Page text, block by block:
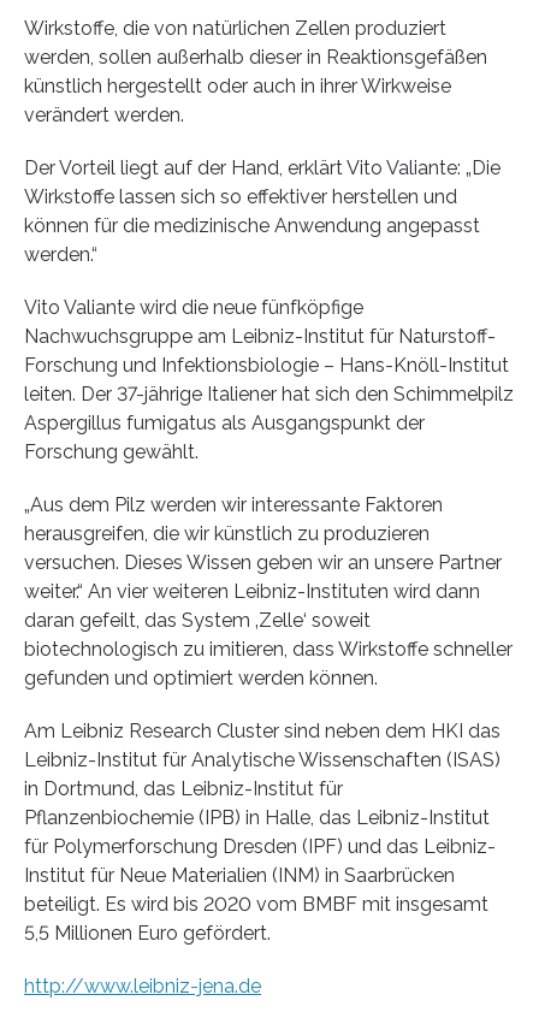
Wirkstoffe, die von natürlichen Zellen produziert
werden, sollen außerhalb dieser in Reaktionsgefäßen
künstlich hergestellt oder auch in ihrer Wirkweise
verändert werden.
Der Vorteil liegt auf der Hand, erklärt Vito Valiante: „Die
Wirkstoffe lassen sich so effektiver herstellen und
können für die medizinische Anwendung angepasst
werden.“
Vito Valiante wird die neue fünfköpfige
Nachwuchsgruppe am Leibniz-Institut für Naturstoff-
Forschung und Infektionsbiologie – Hans-Knöll-Institut
leiten. Der 37-jährige Italiener hat sich den Schimmelpilz
Aspergillus fumigatus als Ausgangspunkt der
Forschung gewählt.
„Aus dem Pilz werden wir interessante Faktoren
herausgreifen, die wir künstlich zu produzieren
versuchen. Dieses Wissen geben wir an unsere Partner
weiter.“ An vier weiteren Leibniz-Instituten wird dann
daran gefeilt, das System ‚Zelle‘ soweit
biotechnologisch zu imitieren, dass Wirkstoffe schneller
gefunden und optimiert werden können.
Am Leibniz Research Cluster sind neben dem HKI das
Leibniz-Institut für Analytische Wissenschaften (ISAS)
in Dortmund, das Leibniz-Institut für
Pflanzenbiochemie (IPB) in Halle, das Leibniz-Institut
für Polymerforschung Dresden (IPF) und das Leibniz-
Institut für Neue Materialien (INM) in Saarbrücken
beteiligt. Es wird bis 2020 vom BMBF mit insgesamt
5,5 Millionen Euro gefördert.
http://www.leibniz-jena.de